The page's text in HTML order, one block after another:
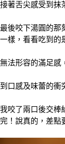
接著舌尖感受到抹
最後咬下湯圓的那
一樣，看看吃到的
無法形容的滿足感
到口感及味蕾的衝
我咬了兩口後交棒
完！說真的，差點